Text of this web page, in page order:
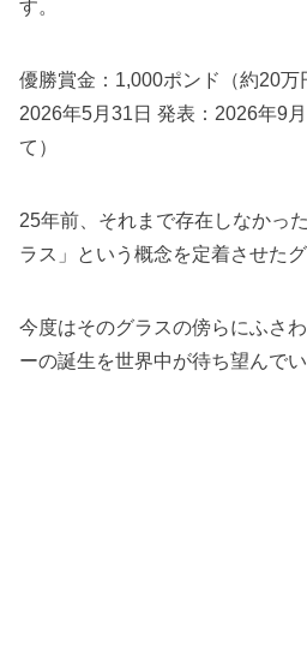
す。
優勝賞金：1,000ポンド（約20万
2026年5月31日 発表：2026年9
て）
25年前、それまで存在しなかっ
ラス」という概念を定着させたグ
今度はそのグラスの傍らにふさ
ーの誕生を世界中が待ち望んでい